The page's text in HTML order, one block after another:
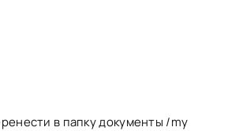
в папку документы /my